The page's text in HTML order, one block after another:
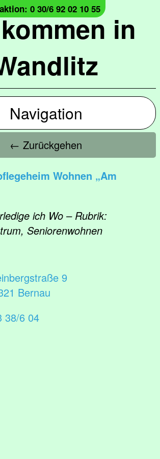
in
0 30/6 92 02 10 55
Navigation
← Zurückgehen
Wohnen „Am
ich Wo – Rubrik:
Seniorenwohnen
9
Bernau
38/6 04